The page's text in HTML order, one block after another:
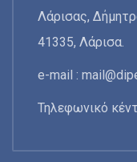
Λάρισας,
41335, Λάρισα.
e-mail :
Τηλεφωνικό